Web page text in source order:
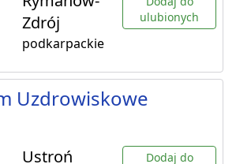
Zdrój
podkarpackie
ulubionych
Uzdrowiskowe
Ustroń Dodaj do